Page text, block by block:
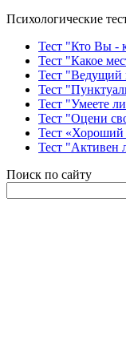
Психологические
Тест "Кто Вы -
Тест "Какое
Тест
Тест
Тест "Умеете
Тест "Оцени
Тест «Хороший
Тест "Активен
Поиск по сайту